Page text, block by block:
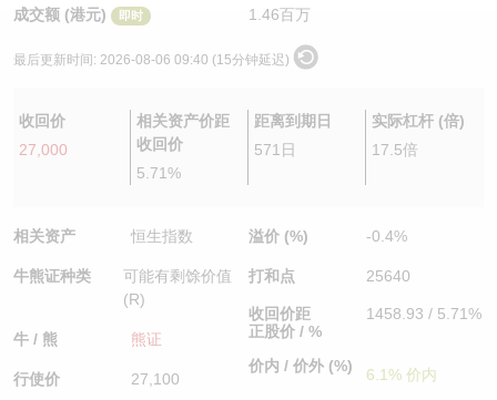
成交额 (港元) 即时 1.46百万
最后更新时间: 2026-08-06 09:40 (15分钟延迟)
收回价
27,000
相关资产价距
收回价
5.71%
距离到期日
571日
实际杠杆 (倍)
17.5倍
相关资产 恒生指数
牛熊证种类
可能有剩馀价值
(R)
牛 / 熊 熊证
行使价 27,100
溢价 (%) -0.4%
打和点 25640
收回价距
正股价 / %
1458.93 / 5.71%
价内 / 价外 (%) 6.1% 价内
认股证文件及公告
牛熊证分析仪
牛熊证文件及公告
AH 股价对照